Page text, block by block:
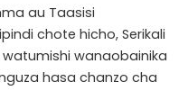
au Taasisi
chote hicho, Serikali
wanaobainika
hasa chanzo cha